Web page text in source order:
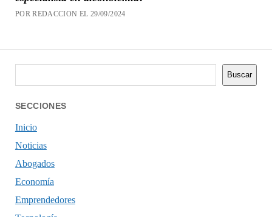
POR REDACCION EL 29/09/2024
Buscar
SECCIONES
Inicio
Noticias
Abogados
Economía
Emprendedores